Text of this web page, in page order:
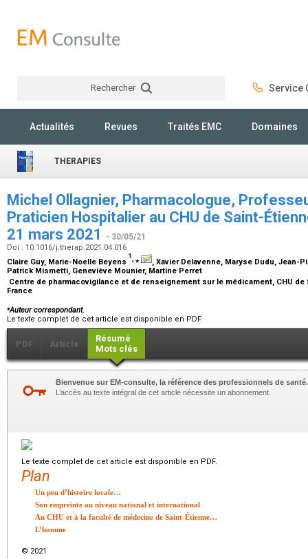
Rechercher Service
Actualités Revues Traités EMC Domaines
THERAPIES
Michel Ollagnier, Pharmacologue,
Praticien Hospitalier au CHU de Saint-
21 mars 2021
- 30/05/21
Doi : 10.1016/j.therap.2021.04.016
Claire Guy, Marie-Noelle Beyens
1 ,⁎
, Xavier Delavenne, Maryse Dudu, Jean-
Patrick Mismetti, Geneviève Mounier, Martine Perret
Centre de pharmacovigilance et de renseignement sur le médicament, CHU de
France
⁎Auteur correspondant.
Le texte complet de cet article est disponible en PDF.
PDF Article
Résumé
Mots clés
Bienvenue sur EM-consulte, la référence des professionnels de santé.
L’accès au texte intégral de cet article nécessite un abonnement.
Le texte complet de cet article est disponible en PDF.
Plan
Un peu d’histoire locale…
Son empreinte au niveau national et international
Au CHU et à la faculté de médecine de Saint-Étienne…
L’homme
© 2021